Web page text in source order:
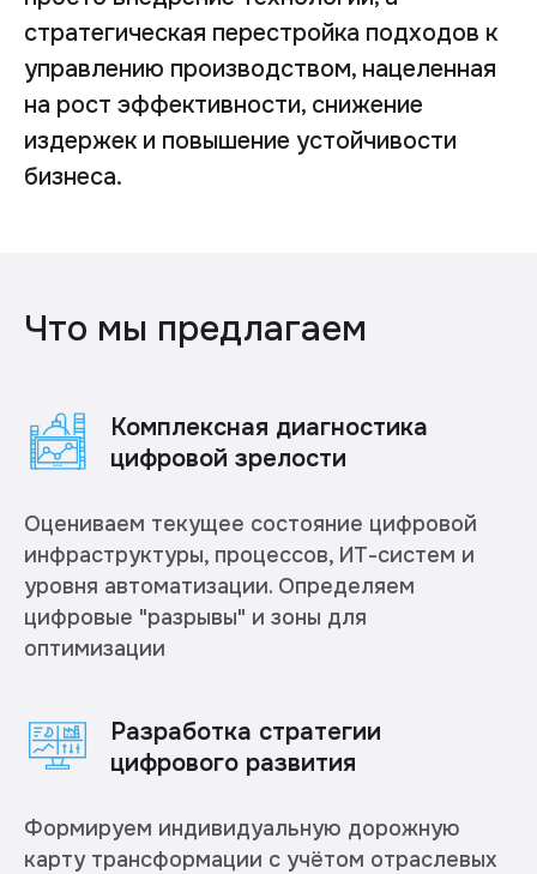
стратегическая перестройка подходов к
управлению производством, нацеленная
на рост эффективности, снижение
издержек и повышение устойчивости
бизнеса.
Что мы предлагаем
Комплексная диагностика
цифровой зрелости
Оцениваем текущее состояние цифровой
инфраструктуры, процессов, ИТ-систем и
уровня автоматизации. Определяем
цифровые "разрывы" и зоны для
оптимизации
Разработка стратегии
цифрового развития
Формируем индивидуальную дорожную
карту трансформации с учётом отраслевых